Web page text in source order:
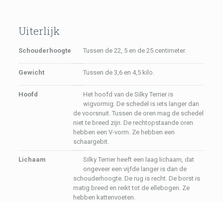
Uiterlijk
Schouderhoogte Tussen de 22, 5 en de 25 centimeter.
Gewicht Tussen de 3,6 en 4,5 kilo.
Hoofd
Het hoofd van de Silky Terrier is
wigvormig. De schedel is iets langer dan
de voorsnuit. Tussen de oren mag de schedel
niet te breed zijn. De rechtopstaande oren
hebben een V-vorm. Ze hebben een
schaargebit.
Lichaam
Silky Terrier heeft een laag lichaam, dat
ongeveer een vijfde langer is dan de
schouderhoogte. De rug is recht. De borst is
matig breed en reikt tot de ellebogen. Ze
hebben kattenvoeten.